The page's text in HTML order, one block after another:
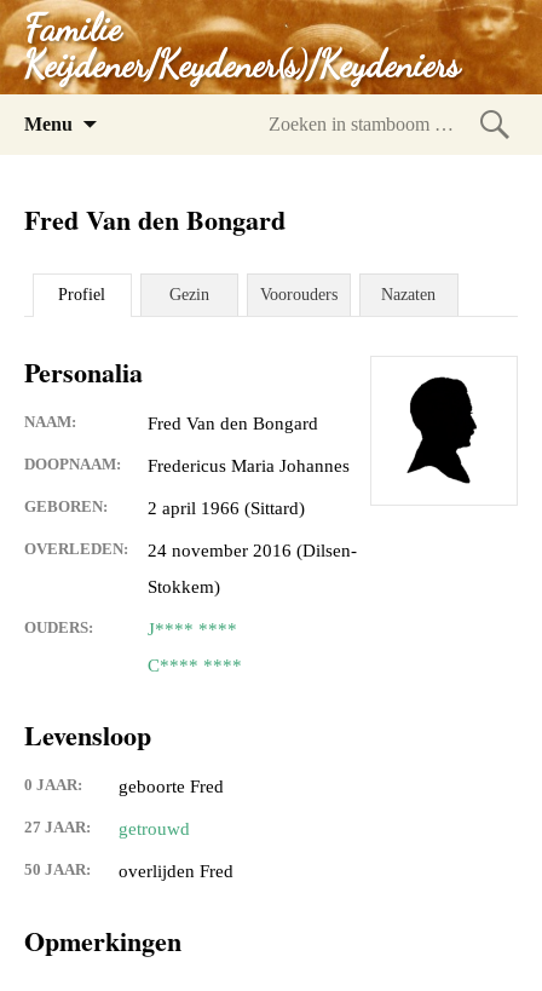
Familie
Keijdener/Keydener(s)/Keydeniers
Menu
Fred Van den Bongard
Profiel Gezin Voorouders Nazaten
Personalia
NAAM: Fred Van den Bongard
DOOPNAAM: Fredericus Maria Johannes
GEBOREN: 2 april 1966 (Sittard)
OVERLEDEN:
24 november 2016 (Dilsen-
Stokkem)
OUDERS:
J**** ****
C**** ****
Levensloop
0 JAAR: geboorte Fred
27 JAAR: getrouwd
50 JAAR: overlijden Fred
Opmerkingen